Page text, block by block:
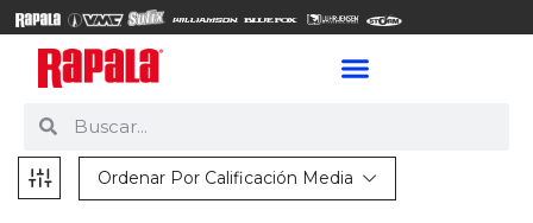
Ordenar Por Calificación Media